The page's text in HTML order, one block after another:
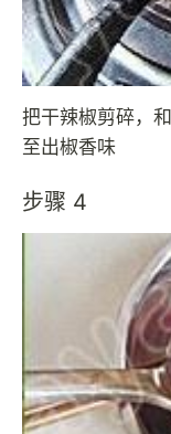
把干辣椒剪碎，
至出椒香味
步骤 4